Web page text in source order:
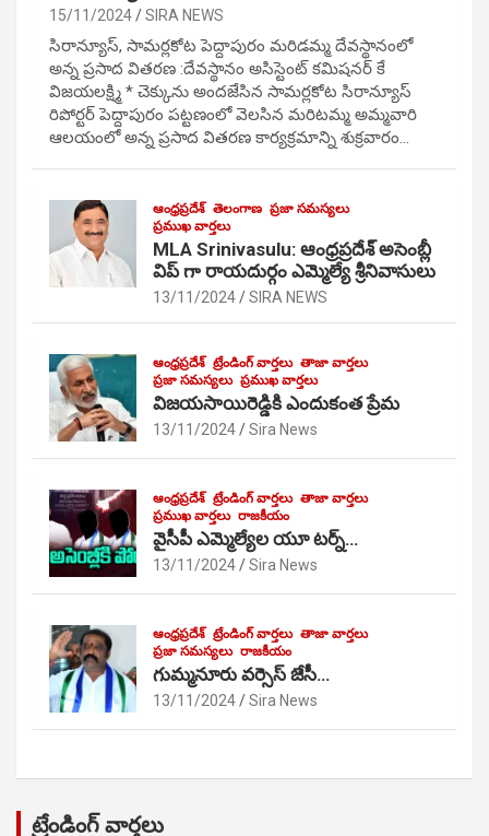
15/11/2024 SIRA NEWS
సిరాన్యూస్, సామర్లకోట పెద్దాపురం మరిడమ్మ దేవస్థానంలో
అన్న ప్రసాద వితరణ :దేవస్థానం అసిస్టెంట్ కమిషనర్ కే
విజయలక్ష్మి * చెక్కును అందజేసిన సామర్లకోట సిరాన్యూస్
రిపోర్టర్ పెద్దాపురం పట్టణంలో వెలసిన మరిటమ్మ అమ్మవారి
ఆలయంలో అన్న ప్రసాద వితరణ కార్యక్రమాన్ని శుక్రవారం…
ఆంధ్రప్రదేశ్ తెలంగాణ ప్రజా సమస్యలు
ప్రముఖ వార్తలు
MLA Srinivasulu: ఆంధ్రప్రదేశ్ అసెంబ్లీ
విప్ గా రాయదుర్గం ఎమ్మెల్యే శ్రీనివాసులు
13/11/2024 SIRA NEWS
ఆంధ్రప్రదేశ్ ట్రేండింగ్ వార్తలు తాజా వార్తలు
ప్రజా సమస్యలు ప్రముఖ వార్తలు
విజయసాయిరెడ్డికి ఎందుకంత ప్రేమ
13/11/2024 Sira News
ఆంధ్రప్రదేశ్ ట్రేండింగ్ వార్తలు తాజా వార్తలు
ప్రముఖ వార్తలు రాజకీయం
వైసీపీ ఎమ్మెల్యేల యూ టర్న్…
13/11/2024 Sira News
ఆంధ్రప్రదేశ్ ట్రేండింగ్ వార్తలు తాజా వార్తలు
ప్రజా సమస్యలు రాజకీయం
గుమ్మనూరు వర్సెస్ జేసీ…
13/11/2024 Sira News
ట్రేండింగ్ వార్తలు